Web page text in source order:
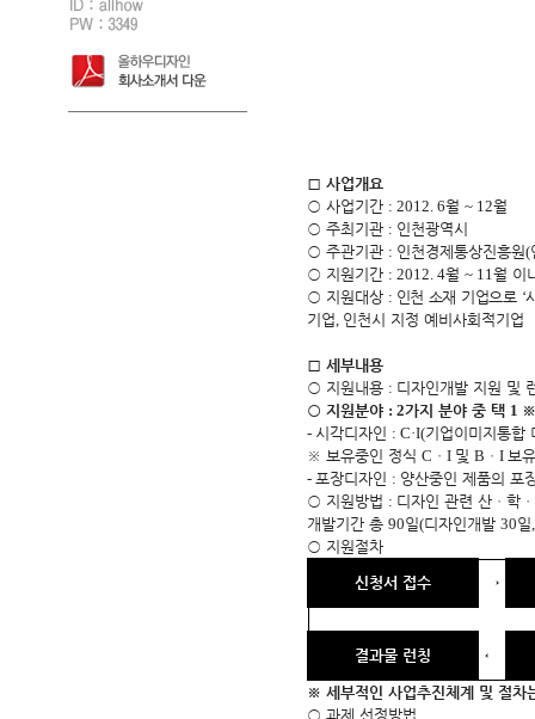
□ 사업개요
○ 사업기간 : 2012. 6월 ~ 12월
○ 주최기관 : 인천광역시
○ 주관기관 : 인천경제통상진흥원(
○ 지원기간 : 2012. 4월 ~ 11월 이
○ 지원대상 : 인천 소재 기업으로 ‘
기업, 인천시 지정 예비사회적기업
□ 세부내용
○ 지원내용 : 디자인개발 지원 및
○ 지원분야 : 2가지 분야 중 택 1
- 시각디자인 : C·I(기업이미지통합
※ 보유중인 정식 C ㆍ I 및 B ㆍ I 보
- 포장디자인 : 양산중인 제품의 포
○ 지원방법 : 디자인 관련 산ㆍ 학ㆍ
개발기간 총 90일(디자인개발 30일
○ 지원절차
신청서 접수
→
결과물 런칭 ←
※ 세부적인 사업추진체계 및 절차
○ 과제 선정방법